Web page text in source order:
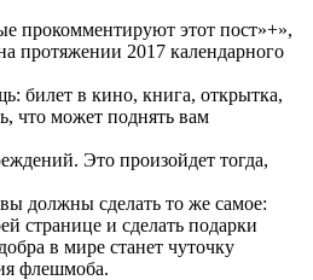
прокомментируют этот пост»+»,
протяжении 2017 календарного
билет в кино, книга, открытка,
что может поднять вам
Это произойдет тогда,
должны сделать то же самое:
странице и сделать подарки
в мире станет чуточку
флешмоба.